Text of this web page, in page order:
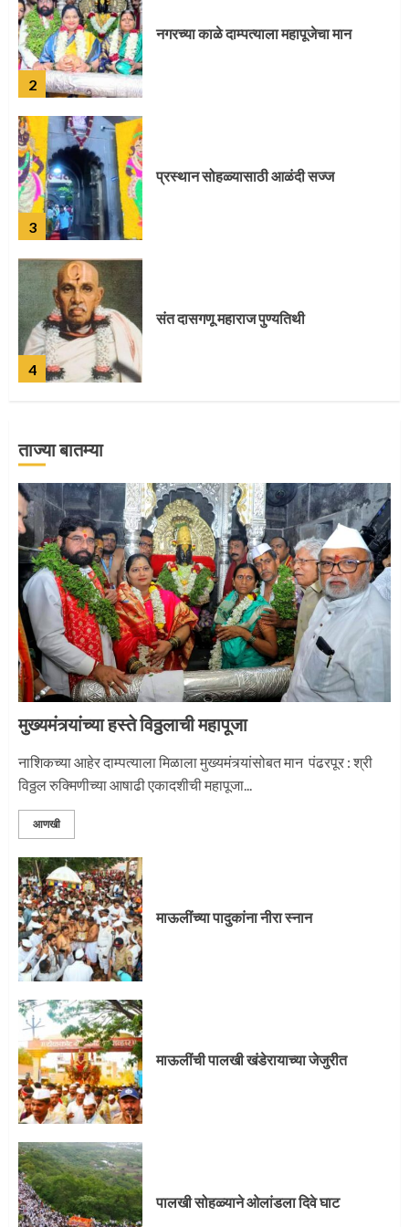
2
नगरच्या काळे दाम्पत्याला महापूजेचा मान
3
प्रस्थान सोहळ्यासाठी आळंदी सज्ज
4
संत दासगणू महाराज पुण्यतिथी
5
1
‘तुकाराम तुकाराम’ गजरी दुमदुमली देहूनगरी
2
नगरच्या काळे दाम्पत्याला महापूजेचा मान
3
ताज्या बातम्या
मुख्यमंत्र्यांच्या हस्ते विठ्ठलाची महापूजा
नाशिकच्या आहेर दाम्पत्याला मिळाला मुख्यमंत्र्यांसोबत मान पंढरपूर : श्री
विठ्ठल रुक्मिणीच्या आषाढी एकादशीची महापूजा...
आणखी
माऊलींच्या पादुकांना नीरा स्नान
माऊलींची पालखी खंडेरायाच्या जेजुरीत
पालखी सोहळ्याने ओलांडला दिवे घाट
3
4